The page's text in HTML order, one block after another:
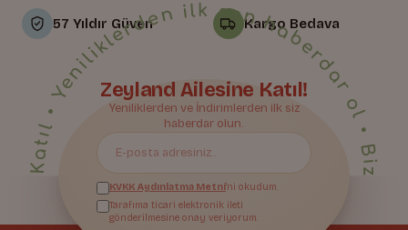
57 Yıldır Güven Kargo Bedava
Bize Katıl• Yeniliklerden ilk sen haberdar ol • Bize Katıl • Yeniliklerden ilk sen haberdar ol • Bize Katıl • Yeniliklerden ilk sen haberdar ol • Bize Katıl • Yeniliklerden ilk sen haberdar ol • Bize Katıl • Yeniliklerden ilk sen haberdar ol • Bize Katıl • Yeniliklerden ilk sen haberdar ol • Bize Katıl • Yeniliklerden ilk sen haberdar ol • Bize Katıl • Yeniliklerden ilk sen haberdar ol • Bize Katıl • Yeniliklerden ilk sen haberdar ol • Bize Katıl • Yeniliklerden ilk sen haberdar ol • Bize Katıl • Yeniliklerden ilk sen haberdar ol • Bize Katıl • Yeniliklerden ilk sen haberdar ol • Bize Katıl • Yeniliklerden ilk sen haberdar ol • Bize Katıl • Yeniliklerden ilk sen haberdar ol • Bize Katıl • Yeniliklerden ilk sen haberdar ol • Bize Katıl • Yeniliklerden ilk sen haberdar ol • Bize Katıl • Yeniliklerden ilk sen haberdar ol • Bize Katıl • Yeniliklerden ilk sen haberdar ol • Bize Katıl • Yeniliklerden ilk sen haberdar ol •
Zeyland Ailesine Katıl!
Yeniliklerden ve İndirimlerden ilk siz
haberdar olun.
KVKK Aydınlatma Metni'ni okudum.
Tarafıma ticari elektronik ileti
gönderilmesine onay veriyorum.